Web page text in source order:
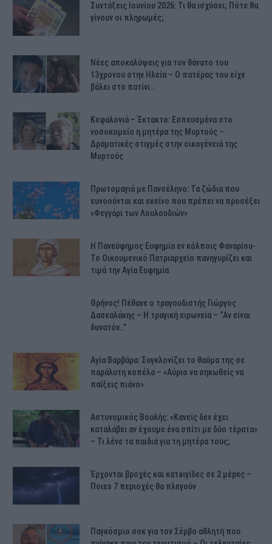
Συντάξεις Ιουνίου 2026: Τι θα ισχύσει; Πότε θα
γίνουν οι πληρωμές;
Νέες αποκαλύψεις για τον θάνατο του
13χρονου στην Ηλεία – Ο πατέρας του είχε
βάλει στο πατίνι…
Κεφαλονιά – Έκτακτο: Εσπευσμένα στο
νοσοκομείο η μητέρα της Μυρτούς –
Δραματικές στιγμές στην οικογένειά της
Μυρτούς
Πρωτομαγιά με Πανσέληνο: Τα ζώδια που
ευνοούνται και εκείνο που πρέπει να προσέξει
«Φεγγάρι των Λουλουδιών»
H Πανεύφημος Ευφημία εν κόλποις Φαναρίου-
Το Οικουμενικό Πατριαρχείο πανηγυρίζει και
τιμά την Αγία Ευφημία
Θρήνος! Πέθανε ο τραγουδιστής Γιώργος
Δασκαλάκης – Η τραγική ειρωνεία – “Αν είναι
δυνατόν…”
Αγία Βαρβάρα: Συγκλονίζει το θαύμα της σε
παράλυτη κοπέλα – «Αύριο να σηκωθείς να
παίξεις πιάνο»
Αστυνομικός Bουλής: «Κανείς δεν έχει
καταλάβει αν έχουμε ένα σπίτι με δύο τέρατα»
– Τι λένε τα παιδιά για τη μητέρα τους;
Έρχονται βροχές και κατaιγίδες σε 2 μέpες –
Ποιεs 7 πεpιοχές θα πλnγούν
Παγκόσμιο σοκ για τον Σέρβο αθλητή που